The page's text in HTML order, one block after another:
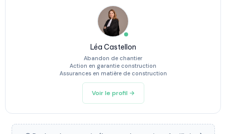
Léa Castellon
Abandon de chantier
Action en garantie construction
Assurances en matière de construction
Voir le profil →